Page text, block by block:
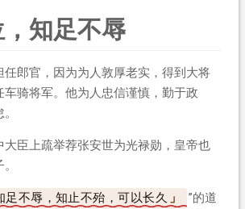
知足不辱
任郎官，因为为人敦厚老实，得到大将
车骑将军。他为人忠信谨慎，勤于政
大臣上疏举荐张安世为光禄勋，皇帝也
足不辱，知止不殆，可以长久
”的道